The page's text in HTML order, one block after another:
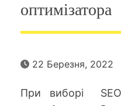
оптимізатора
22 Березня, 2022
При виборі SEO